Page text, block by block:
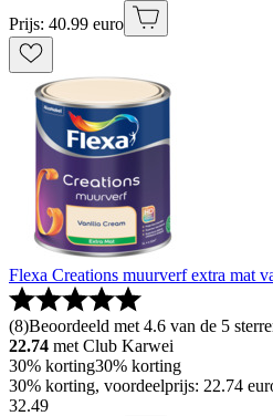
Prijs: 40.99 euro
Flexa Creations muurverf extra mat
(8)Beoordeeld met 4.6 van de 5
22.74 met Club Karwei
30% korting30% korting
30% korting, voordeelprijs: 22.74
32.49